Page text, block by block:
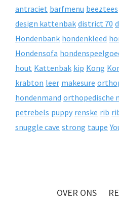
antraciet barfmenu beeztees
design kattenbak district 70
Hondenbank hondenkleed
Hondensofa
hout Kattenbak kip Kong
krabton leer makesure
hondenmand orthopedische
petrebels puppy renske rib
snuggle cave strong taupe
OVER ONS